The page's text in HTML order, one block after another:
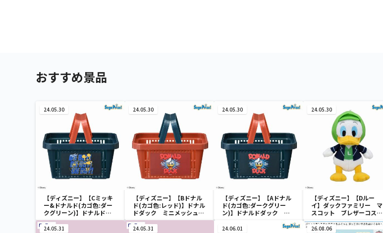
おすすめ景品
24.05.30
【ディズニー】【Cミッキ
ー&ドナルド(カゴ色:ダー
クグリーン)】ドナルドダ
ック ミニメッシュカゴ
24.05.30
【ディズニー】【Bドナル
ド(カゴ色:レッド)】ドナル
ドダック ミニメッシュカ
ゴ
24.05.30
【ディズニー】【Aドナル
ド(カゴ色:ダークグリー
ン)】ドナルドダック ミ
24.05.30
【ディズニー】【Dルー
イ】ダックファミリー マ
スコット ブレザーコスチ
ューム
24.05.31 24.05.31 24.06.01 26.08.06